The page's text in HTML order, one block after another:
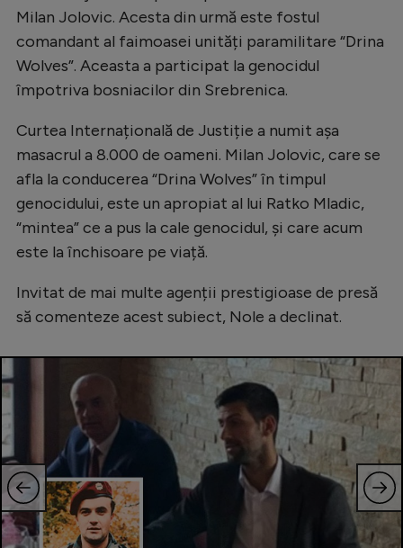
Milan Jolovic. Acesta din urmă este fostul
comandant al faimoasei unități paramilitare “Drina
Wolves”. Aceasta a participat la genocidul
împotriva bosniacilor din Srebrenica.
Curtea Internațională de Justiție a numit așa
masacrul a 8.000 de oameni. Milan Jolovic, care se
afla la conducerea “Drina Wolves” în timpul
genocidului, este un apropiat al lui Ratko Mladic,
“mintea” ce a pus la cale genocidul, și care acum
este la închisoare pe viață.
Invitat de mai multe agenții prestigioase de presă
să comenteze acest subiect, Nole a declinat.